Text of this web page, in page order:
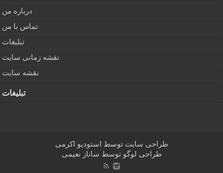
درباره من
تماس با من
تبلیغات
نقشه زمانی سایت
نقشه سایت
تبلیغات
طراحی سایت توسط استودیو اکرمی
طراحی لوگو توسط ساناز نعیمی